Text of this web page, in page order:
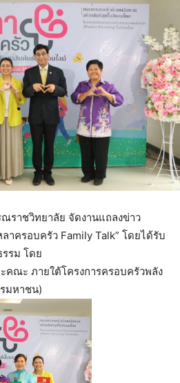
ราชวิทยาลัย จัดงานแถลงข่าว
าครอบครัว Family Talk” โดยได้รับ
รม โดย
คณะ ภายใต้โครงการครอบครัวพลัง
มหาชน)